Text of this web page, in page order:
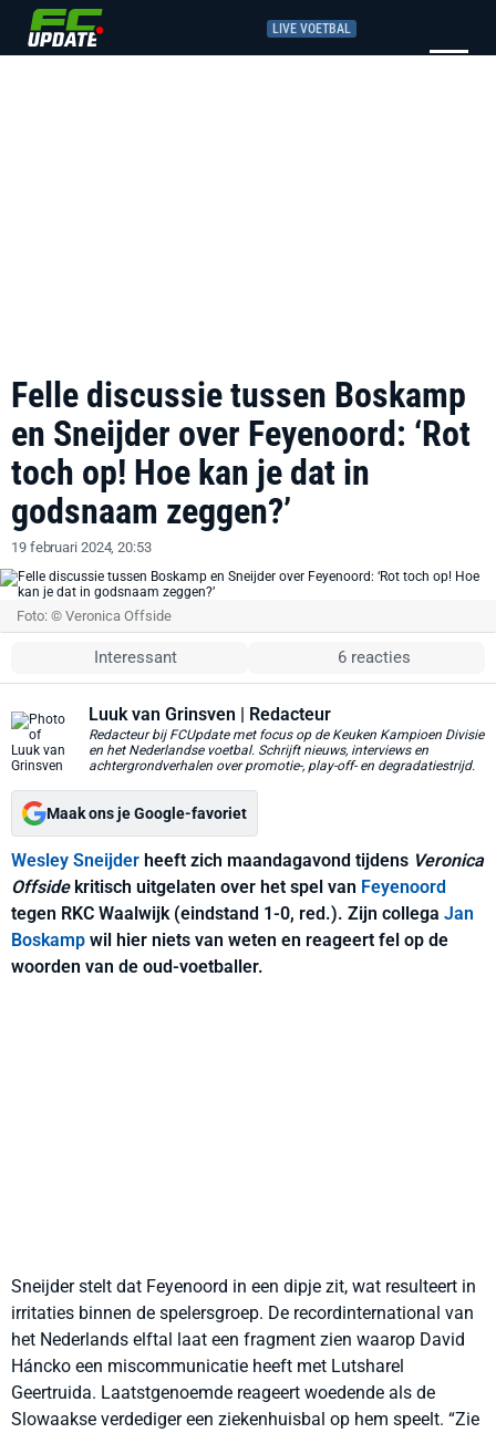
LIVE VOETBAL
Felle discussie tussen Boskamp
en Sneijder over Feyenoord: ‘Rot
toch op! Hoe kan je dat in
godsnaam zeggen?’
19 februari 2024, 20:53
Foto: © Veronica Offside
Interessant 6 reacties
Luuk van Grinsven | Redacteur
Redacteur bij FCUpdate met focus op de Keuken Kampioen Divisie
en het Nederlandse voetbal. Schrijft nieuws, interviews en
achtergrondverhalen over promotie-, play-off- en degradatiestrijd.
Maak ons je Google-favoriet
Wesley Sneijder heeft zich maandagavond tijdens Veronica
Offsidekritisch uitgelaten over het spel van Feyenoord
tegen RKC Waalwijk (eindstand 1-0, red.). Zijn collega Jan
Boskamp wil hier niets van weten en reageert fel op de
woorden van de oud-voetballer.
Sneijder stelt dat Feyenoord in een dipje zit, wat resulteert in
irritaties binnen de spelersgroep. De recordinternational van
het Nederlands elftal laat een fragment zien waarop David
Háncko een miscommunicatie heeft met Lutsharel
Geertruida. Laatstgenoemde reageert woedende als de
Slowaakse verdediger een ziekenhuisbal op hem speelt. “Zie